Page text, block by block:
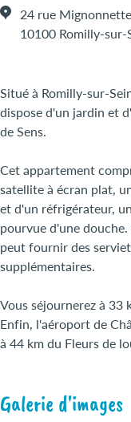
24 rue Mignonnette
10100 Romilly-sur-
Situé à Romilly-sur-
dispose d'un jardin et
de Sens.
Cet appartement
satellite à écran plat,
et d'un réfrigérateur,
pourvue d'une
peut fournir des
supplémentaires.
Vous séjournerez à 33
Enfin, l'aéroport de
à 44 km du Fleurs de
Galerie d'images